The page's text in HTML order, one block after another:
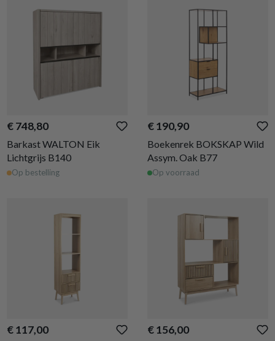
€ 748,80
Barkast WALTON Eik
Lichtgrijs B140
Op bestelling
€ 190,90
Boekenrek BOKSKAP Wild
Assym. Oak B77
Op voorraad
€ 117,00 € 156,00